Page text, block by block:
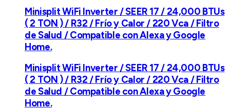
Minisplit WiFi Inverter / SEER 17 / 24,000 BTUs
( 2 TON ) / R32 / Frío y Calor / 220 Vca / Filtro
de Salud / Compatible con Alexa y Google
Home.
Minisplit WiFi Inverter / SEER 17 / 24,000 BTUs
( 2 TON ) / R32 / Frío y Calor / 220 Vca / Filtro
de Salud / Compatible con Alexa y Google
Home.